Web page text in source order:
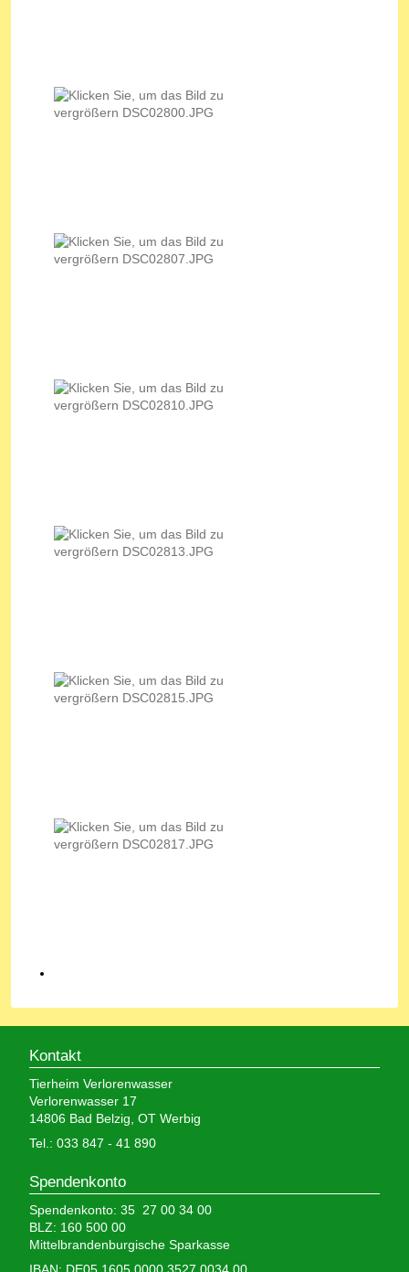
Kontakt
Tierheim Verlorenwasser
Verlorenwasser 17
14806 Bad Belzig, OT Werbig
Tel.: 033 847 - 41 890
Spendenkonto
Spendenkonto: 35 27 00 34 00
BLZ: 160 500 00
Mittelbrandenburgische Sparkasse